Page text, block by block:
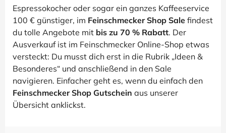
Espressokocher oder sogar ein ganzes Kaffeeservice
100 € günstiger, im Feinschmecker Shop Sale findest
du tolle Angebote mit bis zu 70 % Rabatt. Der
Ausverkauf ist im Feinschmecker Online-Shop etwas
versteckt: Du musst dich erst in die Rubrik „Ideen &
Besonderes“ und anschließend in den Sale
navigieren. Einfacher geht es, wenn du einfach den
Feinschmecker Shop Gutschein aus unserer
Übersicht anklickst.